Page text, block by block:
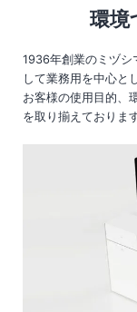
環境
1936年創業のミヅシ
して業務用を中心と
お客様の使用目的、
を取り揃えております